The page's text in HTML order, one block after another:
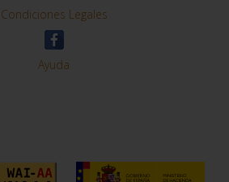
Condiciones Legales
Ayuda